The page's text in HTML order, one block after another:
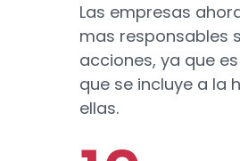
Las empresas
mas responsables
acciones, ya que
que se incluye a la
ellas.